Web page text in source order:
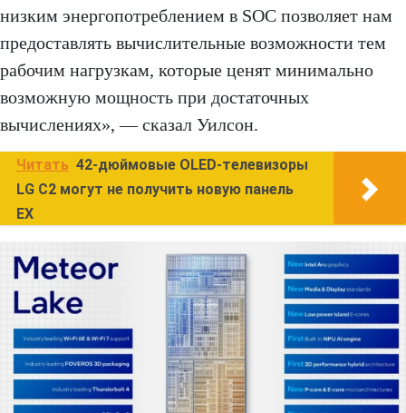
низким энергопотреблением в SOC позволяет нам
предоставлять вычислительные возможности тем
рабочим нагрузкам, которые ценят минимально
возможную мощность при достаточных
вычислениях», — сказал Уилсон.
Читать 42-дюймовые OLED-телевизоры
LG C2 могут не получить новую панель
EX